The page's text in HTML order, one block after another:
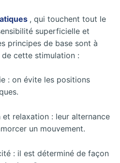
, qui touchent tout le
superficielle et
principes de base sont à
cette stimulation :
: on évite les positions
relaxation : leur alternance
un mouvement.
: il est déterminé de façon